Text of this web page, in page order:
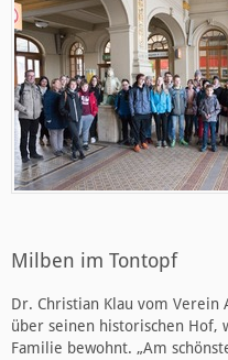
Milben im Tontopf
Dr. Christian Klau vom
über seinen historischen Hof,
Familie bewohnt. „Am